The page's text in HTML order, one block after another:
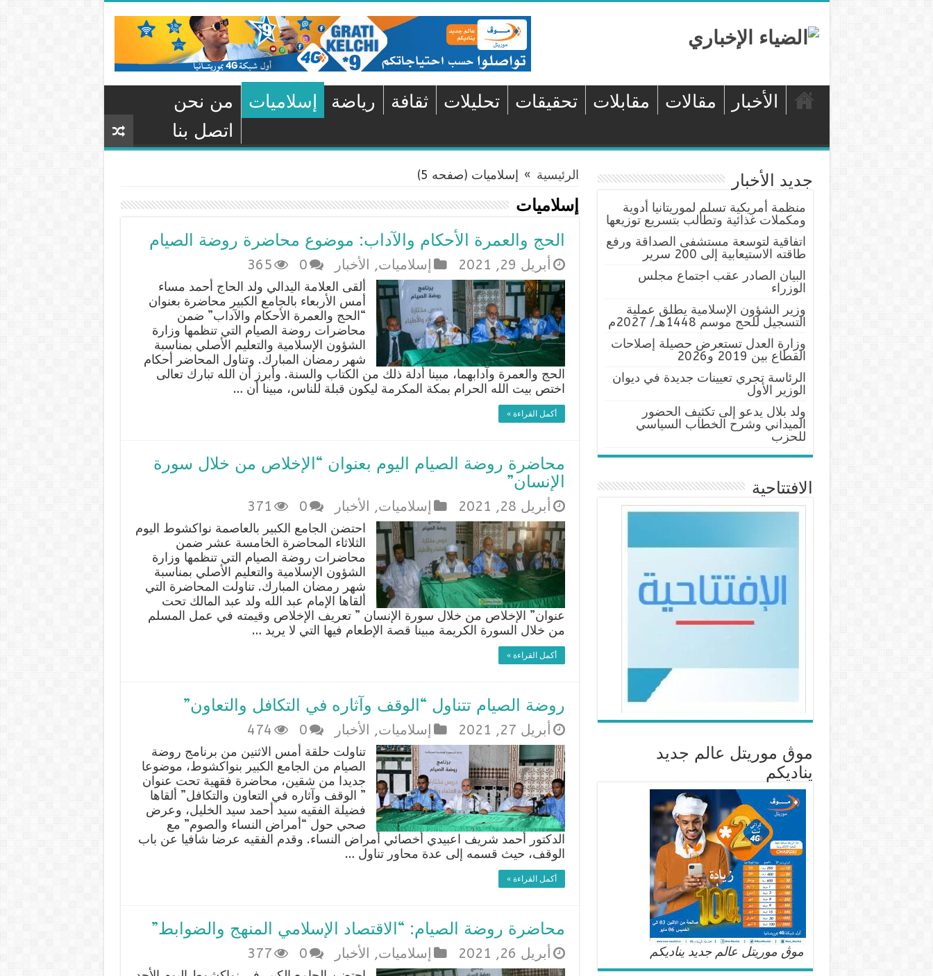
الأخبار مقالات مقابلات تحقيقات تحليلات ثقافة رياضة إسلاميات
من نحن
اتصل بنا
الرئيسية » إسلاميات (صفحه 5)
إسلاميات
الحج والعمرة الأحكام والآداب: موضوع محاضرة روضة الصيام
أبريل 29, 2021 إسلاميات, الأخبار 0
365
ألقى العلامة اليدالي ولد الحاج أحمد مساء
أمس الأربعاء بالجامع الكبير محاضرة بعنوان
“الحج والعمرة الأحكام والآداب” ضمن
محاضرات روضة الصيام التي تنظمها وزارة
الشؤون الإسلامية والتعليم الأصلي بمناسبة
شهر رمضان المبارك. وتناول المحاضر أحكام
الحج والعمرة وآدابهما، مبينا أدلة ذلك من الكتاب والسنة. وأبرز أن الله تبارك تعالى
اختص بيت الله الحرام بمكة المكرمة ليكون قبلة للناس، مبينا أن …
أكمل القراءة »
محاضرة روضة الصيام اليوم بعنوان “الإخلاص من خلال سورة
الإنسان”
أبريل 28, 2021 إسلاميات, الأخبار 0
371
احتضن الجامع الكبير بالعاصمة نواكشوط اليوم
الثلاثاء المحاضرة الخامسة عشر ضمن
محاضرات روضة الصيام التي تنظمها وزارة
الشؤون الإسلامية والتعليم الأصلي بمناسبة
شهر رمضان المبارك. تناولت المحاضرة التي
ألقاها الإمام عبد الله ولد عبد المالك تحت
عنوان” الإخلاص من خلال سورة الإنسان ” تعريف الإخلاص وقيمته في عمل المسلم
من خلال السورة الكريمة مبينا قصة الإطعام فيها التي لا يريد …
أكمل القراءة »
روضة الصيام تتناول “الوقف وآثاره في التكافل والتعاون”
أبريل 27, 2021 إسلاميات, الأخبار 0
474
تناولت حلقة أمس الاثنين من برنامج روضة
الصيام من الجامع الكبير بنواكشوط، موضوعا
جديدا من شقين، محاضرة فقهية تحت عنوان
” الوقف وآثاره في التعاون والتكافل” ألقاها
فضيلة الفقيه سيد أحمد سيد الخليل، وعرض
صحي حول “أمراض النساء والصوم” مع
الدكتور أحمد شريف اعبيدي أخصائي أمراض النساء. وقدم الفقيه عرضا شافيا عن باب
الوقف، حيث قسمه إلى عدة محاور تناول …
أكمل القراءة »
محاضرة روضة الصيام: “الاقتصاد الإسلامي المنهج والضوابط”
أبريل 26, 2021 إسلاميات, الأخبار 0
377
جديد الأخبار
منظمة أمريكية تسلم لموريتانيا أدوية
ومكملات غذائية وتطالب بتسريع توزيعها
اتفاقية لتوسعة مستشفى الصداقة ورفع
طاقته الاستيعابية إلى 200 سرير
البيان الصادر عقب اجتماع مجلس
الوزراء
وزير الشؤون الإسلامية يطلق عملية
التسجيل للحج موسم 1448هـ/ 2027م
وزارة العدل تستعرض حصيلة إصلاحات
القطاع بين 2019 و2026
الرئاسة تجري تعيينات جديدة في ديوان
الوزير الأول
ولد بلال يدعو إلى تكثيف الحضور
الميداني وشرح الخطاب السياسي
للحزب
الافتتاحية
موڨ موريتل عالم جديد
يناديكم
موڨ موريتل عالم جديد يناديكم